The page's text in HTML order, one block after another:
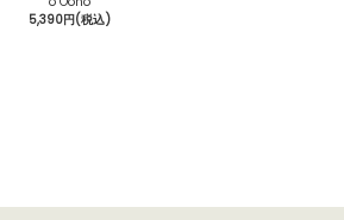
5,390円(税込)